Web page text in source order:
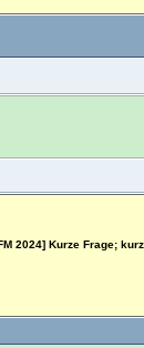
2024] Kurze Frage;